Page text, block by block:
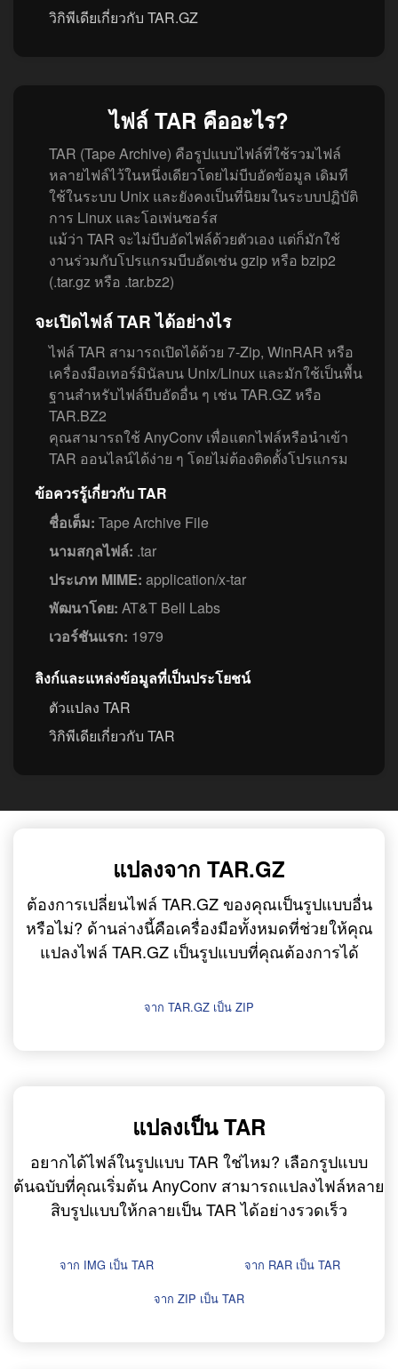
วิกิพีเดียเกี่ยวกับ TAR.GZ
ไฟล์ TAR คืออะไร?
TAR (Tape Archive) คือรูปแบบไฟล์ที่ใช้รวมไฟล์
หลายไฟล์ไว้ในหนึ่งเดียวโดยไม่บีบอัดข้อมูล เดิมที
ใช้ในระบบ Unix และยังคงเป็นที่นิยมในระบบปฏิบัติ
การ Linux และโอเพ่นซอร์ส
แม้ว่า TAR จะไม่บีบอัดไฟล์ด้วยตัวเอง แต่ก็มักใช้
งานร่วมกับโปรแกรมบีบอัดเช่น gzip หรือ bzip2
(.tar.gz หรือ .tar.bz2)
จะเปิดไฟล์ TAR ได้อย่างไร
ไฟล์ TAR สามารถเปิดได้ด้วย 7-Zip, WinRAR หรือ
เครื่องมือเทอร์มินัลบน Unix/Linux และมักใช้เป็นพื้น
ฐานสำหรับไฟล์บีบอัดอื่น ๆ เช่น TAR.GZ หรือ
TAR.BZ2
คุณสามารถใช้ AnyConv เพื่อแตกไฟล์หรือนำเข้า
TAR ออนไลน์ได้ง่าย ๆ โดยไม่ต้องติดตั้งโปรแกรม
ข้อควรรู้เกี่ยวกับ TAR
ชื่อเต็ม: Tape Archive File
นามสกุลไฟล์: .tar
ประเภท MIME: application/x-tar
พัฒนาโดย: AT&T Bell Labs
เวอร์ชันแรก: 1979
ลิงก์และแหล่งข้อมูลที่เป็นประโยชน์
ตัวแปลง TAR
วิกิพีเดียเกี่ยวกับ TAR
แปลงจาก TAR.GZ
ต้องการเปลี่ยนไฟล์ TAR.GZ ของคุณเป็นรูปแบบอื่น
หรือไม่? ด้านล่างนี้คือเครื่องมือทั้งหมดที่ช่วยให้คุณ
แปลงไฟล์ TAR.GZ เป็นรูปแบบที่คุณต้องการได้
จาก TAR.GZ เป็น ZIP
แปลงเป็น TAR
อยากได้ไฟล์ในรูปแบบ TAR ใช่ไหม? เลือกรูปแบบ
ต้นฉบับที่คุณเริ่มต้น AnyConv สามารถแปลงไฟล์หลาย
สิบรูปแบบให้กลายเป็น TAR ได้อย่างรวดเร็ว
จาก IMG เป็น TAR
จาก RAR เป็น TAR
จาก ZIP เป็น TAR